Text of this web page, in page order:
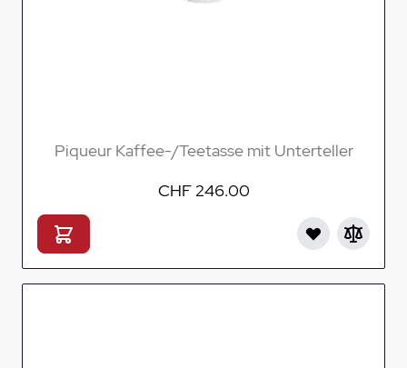
Piqueur Kaffee-/Teetasse mit Unterteller
CHF 246.00